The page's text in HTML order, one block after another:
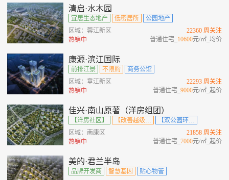
清启·水木园
宜居生态地产 低密居所
公园地产
区域：蓉江新区
热销中
22360 周关注
普通住宅_ 10600元/㎡_均价
康源·滨江国际
前排江景 不限购
商务公馆
区域：章江新区
热销中
22293 周关注
普通住宅_9000元/㎡_起价
佳兴·南山原著（洋房组团）
【洋房社区】 【改善越级住区】
【双公园环绕】
区域：南康区
热销中
21858 周关注
普通住宅_7000元/㎡_起价
美的·君兰半岛
品牌开发商 智慧基因
贴心物管